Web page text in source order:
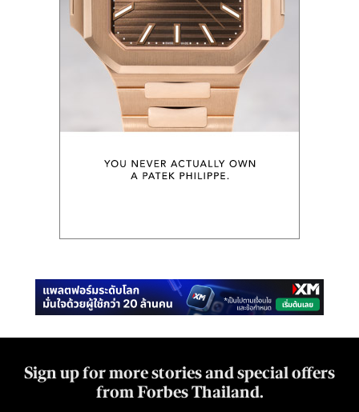
Sign up for more stories and special offers
from Forbes Thailand.